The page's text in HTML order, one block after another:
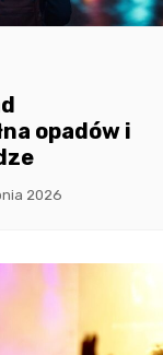
opadów i
2026